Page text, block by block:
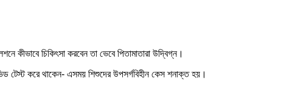
চিকিৎসা করবেন তা ভেবে পিতামাতারা উদ্বিগ্ন।
করে থাকেন- এসময় শিশুদের উপসর্গবিহীন কেস শনাক্ত হয়।